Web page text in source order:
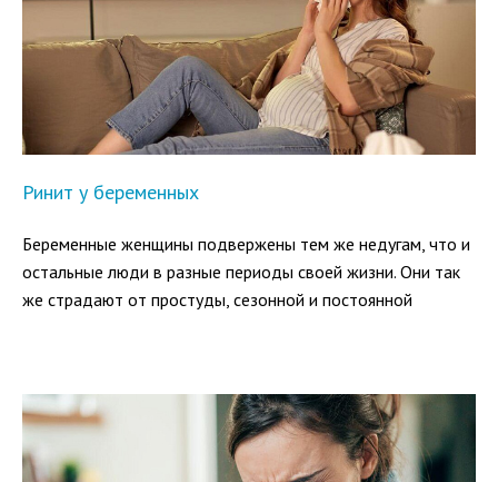
Ринит у беременных
Беременные женщины подвержены тем же недугам, что и
остальные люди в разные периоды своей жизни. Они так
же страдают от простуды, сезонной и постоянной